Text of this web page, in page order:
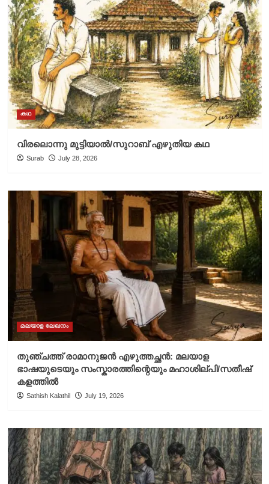
കഥ
വിരലൊന്നു മുട്ടിയാൽ/സുറാബ് എഴുതിയ കഥ
Surab July 28, 2026
മലയാള ലേഖനം
തുഞ്ചത്ത് രാമാനുജൻ എഴുത്തച്ഛൻ: മലയാള
ഭാഷയുടെയും സംസ്കാരത്തിന്റെയും മഹാശില്പി/സതീഷ്
കളത്തിൽ
Sathish Kalathil July 19, 2026